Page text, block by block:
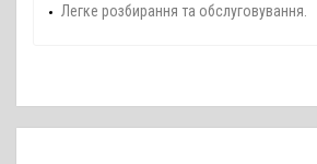
Легке розбирання та обслуговування.